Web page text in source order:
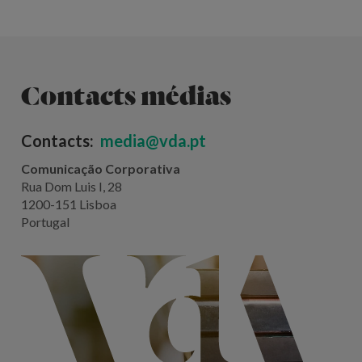
Contacts médias
Contacts: media@vda.pt
Comunicação Corporativa
Rua Dom Luis I, 28
1200-151 Lisboa
Portugal